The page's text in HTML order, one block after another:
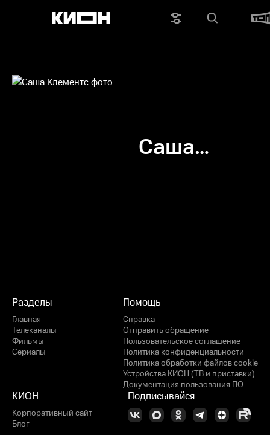
Cаша
Разделы
Главная
Телеканалы
Фильмы
Сериалы
Помощь
Справка
Отправить обращение
Пользовательское соглашение
Политика конфиденциальности
Политика обработки файлов cookie
Устройства КИОН (ТВ и приставки)
Документация пользования ПО
КИОН
Корпоративный сайт
Блог
Подписывайся